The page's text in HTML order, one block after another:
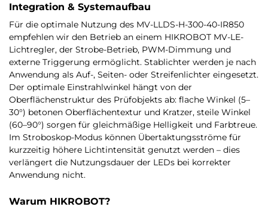
Integration & Systemaufbau
Für die optimale Nutzung des MV-LLDS-H-300-40-IR850
empfehlen wir den Betrieb an einem HIKROBOT MV-LE-
Lichtregler, der Strobe-Betrieb, PWM-Dimmung und
externe Triggerung ermöglicht. Stablichter werden je nach
Anwendung als Auf-, Seiten- oder Streifenlichter eingesetzt.
Der optimale Einstrahlwinkel hängt von der
Oberflächenstruktur des Prüfobjekts ab: flache Winkel (5–
30°) betonen Oberflächentextur und Kratzer, steile Winkel
(60–90°) sorgen für gleichmäßige Helligkeit und Farbtreue.
Im Stroboskop-Modus können Übertaktungsströme für
kurzzeitig höhere Lichtintensität genutzt werden – dies
verlängert die Nutzungsdauer der LEDs bei korrekter
Anwendung nicht.
Warum HIKROBOT?